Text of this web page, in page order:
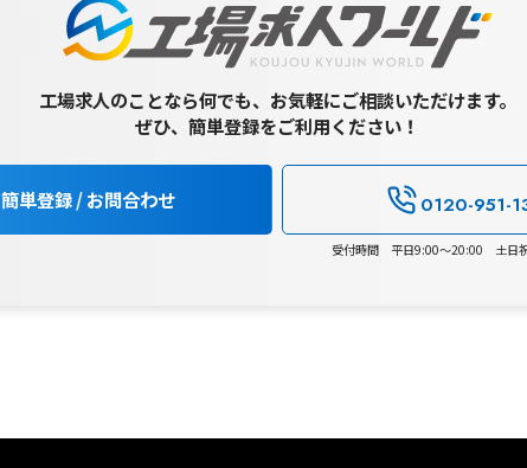
工場求人のことなら何でも、お気軽にご相談いただけます。
ぜひ、簡単登録をご利用ください！
簡単登録 / お問合わせ 0120-951-
受付時間 平日9:00～20:00 土日